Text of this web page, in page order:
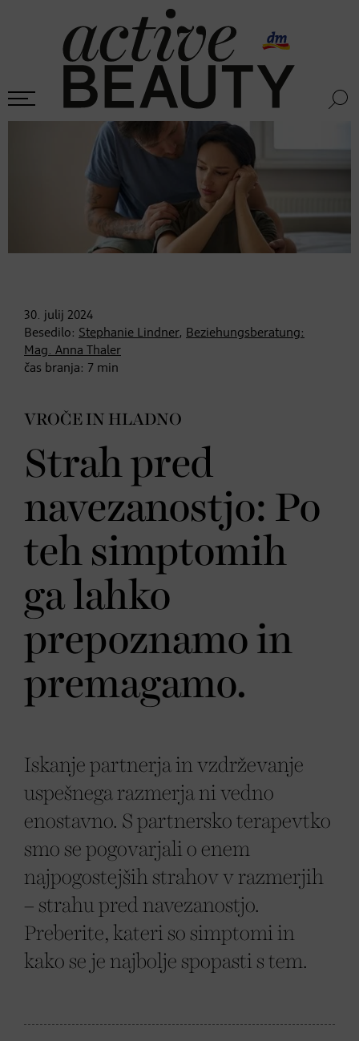
30. julij 2024
Besedilo: Stephanie Lindner, Beziehungsberatung:
Mag. Anna Thaler
čas branja: 7 min
VROČE IN HLADNO
Strah pred
navezanostjo: Po
teh simptomih
ga lahko
prepoznamo in
premagamo.
Iskanje partnerja in vzdrževanje
uspešnega razmerja ni vedno
enostavno. S partnersko terapevtko
smo se pogovarjali o enem
najpogostejših strahov v razmerjih
– strahu pred navezanostjo.
Preberite, kateri so simptomi in
kako se je najbolje spopasti s tem.